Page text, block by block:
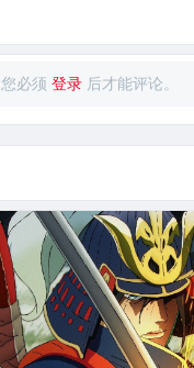
您必须登录 后才能评论。